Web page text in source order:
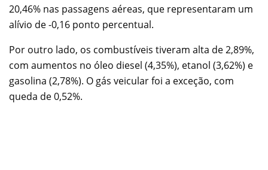
20,46% nas passagens aéreas, que representaram um
alívio de -0,16 ponto percentual.
Por outro lado, os combustíveis tiveram alta de 2,89%,
com aumentos no óleo diesel (4,35%), etanol (3,62%) e
gasolina (2,78%). O gás veicular foi a exceção, com
queda de 0,52%.